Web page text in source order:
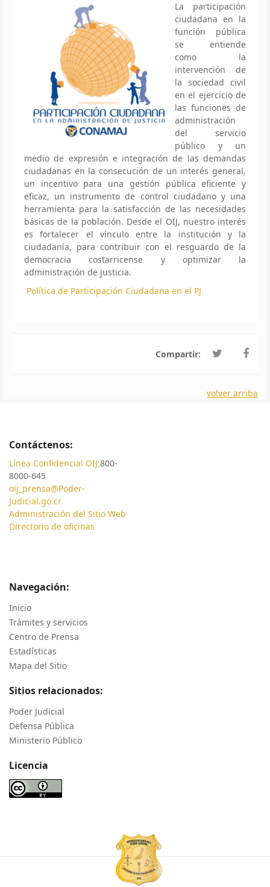
La participación
ciudadana en la
función pública
se entiende
como la
intervención de
la sociedad civil
en el ejercicio de
las funciones de
administración
del servicio
público y un
medio de expresión e integración de las demandas
ciudadanas en la consecución de un interés general,
un incentivo para una gestión pública eficiente y
eficaz, un instrumento de control ciudadano y una
herramienta para la satisfacción de las necesidades
básicas de la población. Desde el OIJ, nuestro interés
es fortalecer el vínculo entre la institución y la
ciudadanía, para contribuir con el resguardo de la
democracia costarricense y optimizar la
administración de justicia.
Política de Participación Ciudadana en el PJ
Compartir:
volver arriba
Contáctenos:
Línea Confidencial OIJ:800-
8000-645
oij_prensa@Poder-
Judicial.go.cr
Administración del Sitio Web
Directorio de oficinas
Navegación:
Inicio
Trámites y servicios
Centro de Prensa
Estadísticas
Mapa del Sitio
Sitios relacionados:
Poder Judicial
Defensa Pública
Ministerio Público
Licencia